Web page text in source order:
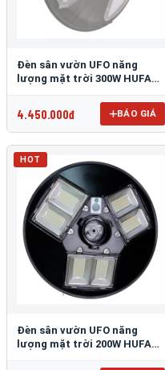
Đèn sân vườn UFO năng
lượng mặt trời 300W HUFA
4.450.000đ BÁO GIÁ
HOT
Đèn sân vườn UFO năng
lượng mặt trời 200W HUFA